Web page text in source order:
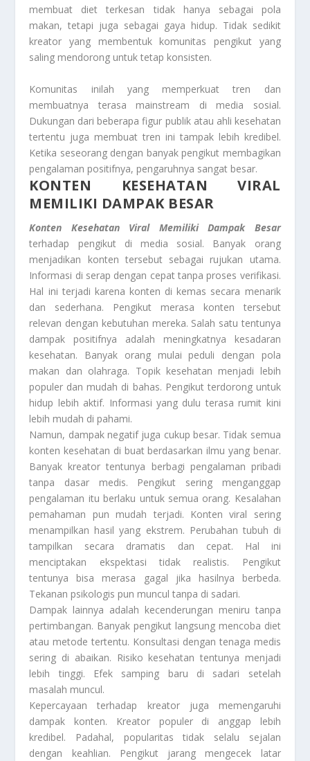
membuat diet terkesan tidak hanya sebagai pola
makan, tetapi juga sebagai gaya hidup. Tidak sedikit
kreator yang membentuk komunitas pengikut yang
saling mendorong untuk tetap konsisten.
Komunitas inilah yang memperkuat tren dan
membuatnya terasa mainstream di media sosial.
Dukungan dari beberapa figur publik atau ahli kesehatan
tertentu juga membuat tren ini tampak lebih kredibel.
Ketika seseorang dengan banyak pengikut membagikan
pengalaman positifnya, pengaruhnya sangat besar.
KONTEN KESEHATAN VIRAL
MEMILIKI DAMPAK BESAR
Konten Kesehatan Viral Memiliki Dampak Besar
terhadap pengikut di media sosial. Banyak orang
menjadikan konten tersebut sebagai rujukan utama.
Informasi di serap dengan cepat tanpa proses verifikasi.
Hal ini terjadi karena konten di kemas secara menarik
dan sederhana. Pengikut merasa konten tersebut
relevan dengan kebutuhan mereka. Salah satu tentunya
dampak positifnya adalah meningkatnya kesadaran
kesehatan. Banyak orang mulai peduli dengan pola
makan dan olahraga. Topik kesehatan menjadi lebih
populer dan mudah di bahas. Pengikut terdorong untuk
hidup lebih aktif. Informasi yang dulu terasa rumit kini
lebih mudah di pahami.
Namun, dampak negatif juga cukup besar. Tidak semua
konten kesehatan di buat berdasarkan ilmu yang benar.
Banyak kreator tentunya berbagi pengalaman pribadi
tanpa dasar medis. Pengikut sering menganggap
pengalaman itu berlaku untuk semua orang. Kesalahan
pemahaman pun mudah terjadi. Konten viral sering
menampilkan hasil yang ekstrem. Perubahan tubuh di
tampilkan secara dramatis dan cepat. Hal ini
menciptakan ekspektasi tidak realistis. Pengikut
tentunya bisa merasa gagal jika hasilnya berbeda.
Tekanan psikologis pun muncul tanpa di sadari.
Dampak lainnya adalah kecenderungan meniru tanpa
pertimbangan. Banyak pengikut langsung mencoba diet
atau metode tertentu. Konsultasi dengan tenaga medis
sering di abaikan. Risiko kesehatan tentunya menjadi
lebih tinggi. Efek samping baru di sadari setelah
masalah muncul.
Kepercayaan terhadap kreator juga memengaruhi
dampak konten. Kreator populer di anggap lebih
kredibel. Padahal, popularitas tidak selalu sejalan
dengan keahlian. Pengikut jarang mengecek latar